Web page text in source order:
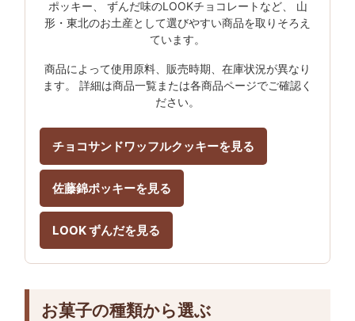
ポッキー、 ずんだ味のLOOKチョコレートなど、 山
形・東北のお土産として選びやすい商品を取りそろえ
ています。
商品によって使用原料、販売時期、在庫状況が異なり
ます。 詳細は商品一覧または各商品ページでご確認く
ださい。
チョコサンドワッフルクッキーを見る
佐藤錦ポッキーを見る
LOOK ずんだを見る
お菓子の種類から選ぶ